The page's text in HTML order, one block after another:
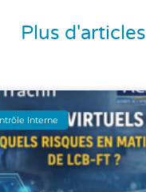
Plus d'articles
Interne